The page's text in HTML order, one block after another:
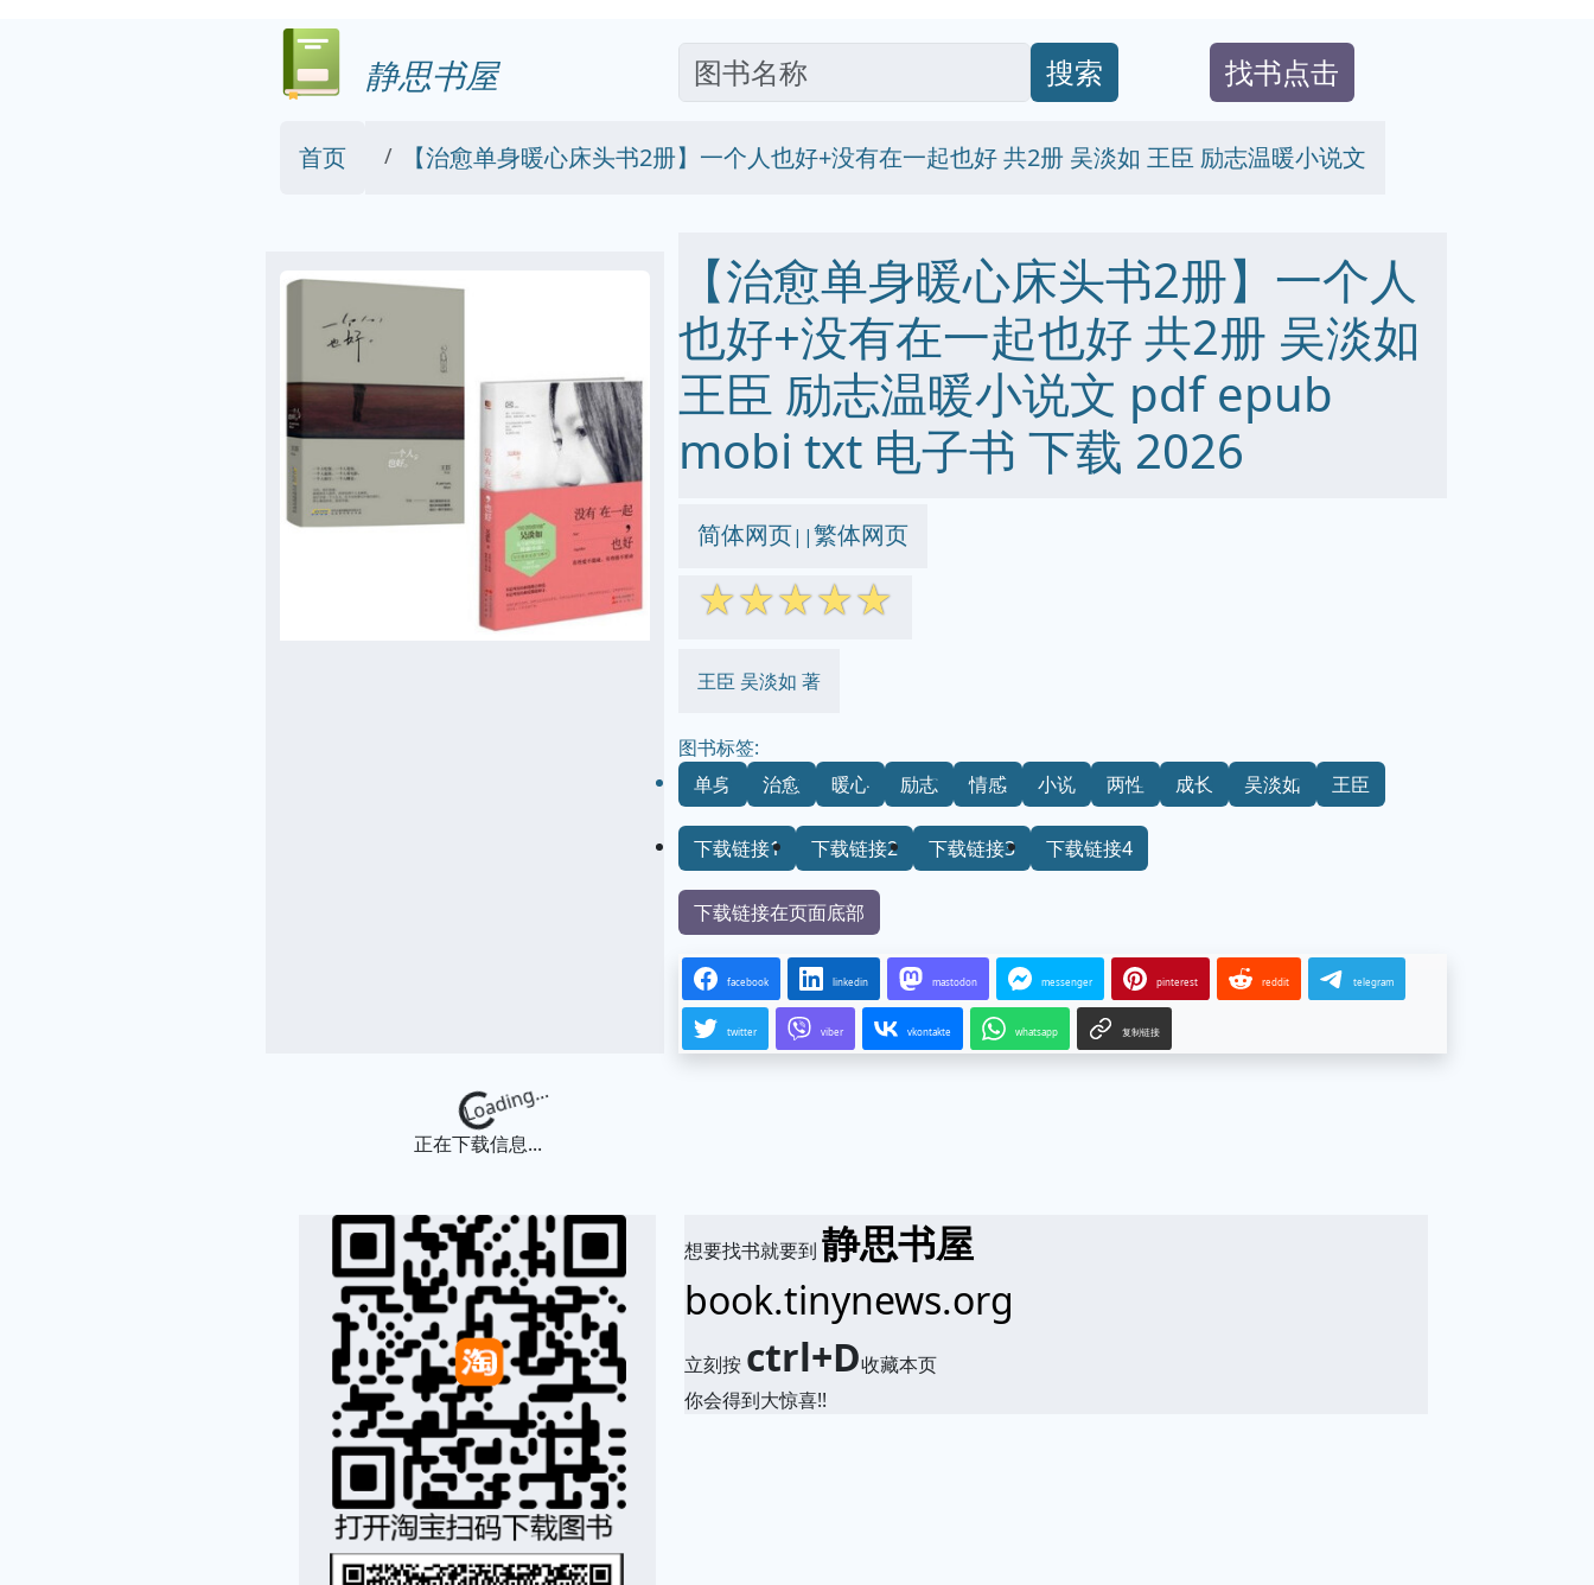
静思书屋 搜索 找书点击
首页 【治愈单身暖心床头书2册】一个人也好+没有在一起也好 共2册 吴淡如 王臣 励志温暖小说文
【治愈单身暖心床头书2册】一个人
也好+没有在一起也好 共2册 吴淡如
王臣 励志温暖小说文 pdf epub
mobi txt 电子书 下载 2026
简体网页||繁体网页
☆☆☆☆☆
王臣 吴淡如 著
图书标签:
单身
治愈 暖心 励志 情感 小说 两性 成长 吴淡如 王臣
下载链接1 下载链接2 下载链接3 下载链接4
下载链接在页面底部
facebook linkedin mastodon messenger pinterest reddit telegram
twitter viber vkontakte whatsapp 复制链接
Loading...
正在下载信息...
想要找书就要到静思书屋
book.tinynews.org
立刻按 ctrl+D收藏本页
你会得到大惊喜!!